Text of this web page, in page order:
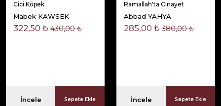
Cici Köpek
Mabek KAWSEK
322,50 ₺ 430,00 ₺
İncele Sepete Ekle
Ramallah'ta Cinayet
Abbad YAHYA
285,00 ₺ 380,00 ₺
İncele Sepete Ekle